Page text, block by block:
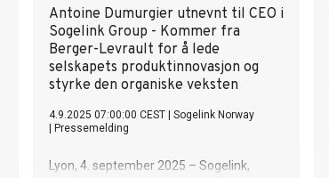
teater der tegnspråk og døvekultur står i
sentrum.
Antoine Dumurgier utnevnt til CEO i
Sogelink Group - Kommer fra
Berger-Levrault for å lede
selskapets produktinnovasjon og
styrke den organiske veksten
4.9.2025 07:00:00 CEST
Sogelink Norway
Pressemelding
Lyon, 4. september 2025 – Sogelink,